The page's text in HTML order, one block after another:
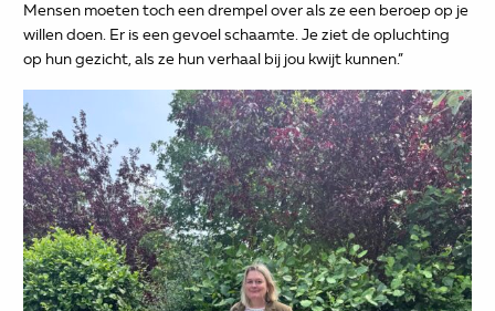
Mensen moeten toch een drempel over als ze een beroep op je
willen doen. Er is een gevoel schaamte. Je ziet de opluchting
op hun gezicht, als ze hun verhaal bij jou kwijt kunnen.”